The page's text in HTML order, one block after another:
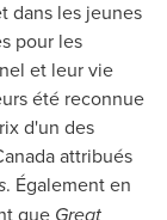
dans les jeunes
pour les
et leur vie
été reconnue
d'un des
attribués
. Également en
que